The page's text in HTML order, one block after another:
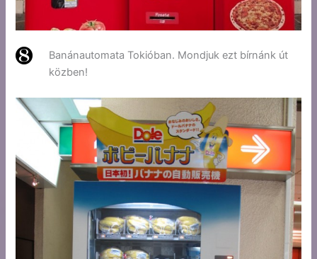
Banánautomata Tokióban. Mondjuk ezt bírnánk út
közben!